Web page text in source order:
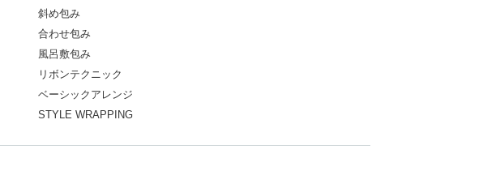
斜め包み
合わせ包み
風呂敷包み
リボンテクニック
ベーシックアレンジ
STYLE WRAPPING